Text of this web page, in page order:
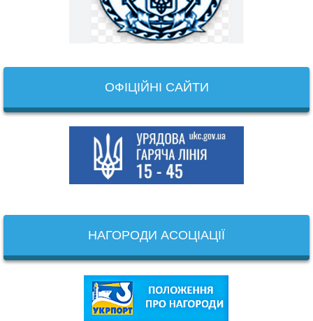
ОФІЦІЙНІ САЙТИ
НАГОРОДИ АСОЦІАЦІЇ